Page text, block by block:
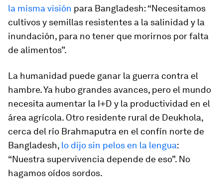
la misma visión para Bangladesh: “Necesitamos
cultivos y semillas resistentes a la salinidad y la
inundación, para no tener que morirnos por falta
de alimentos”.
La humanidad puede ganar la guerra contra el
hambre. Ya hubo grandes avances, pero el mundo
necesita aumentar la I+D y la productividad en el
área agrícola. Otro residente rural de Deukhola,
cerca del río Brahmaputra en el confín norte de
Bangladesh, lo dijo sin pelos en la lengua:
“Nuestra supervivencia depende de eso”. No
hagamos oídos sordos.